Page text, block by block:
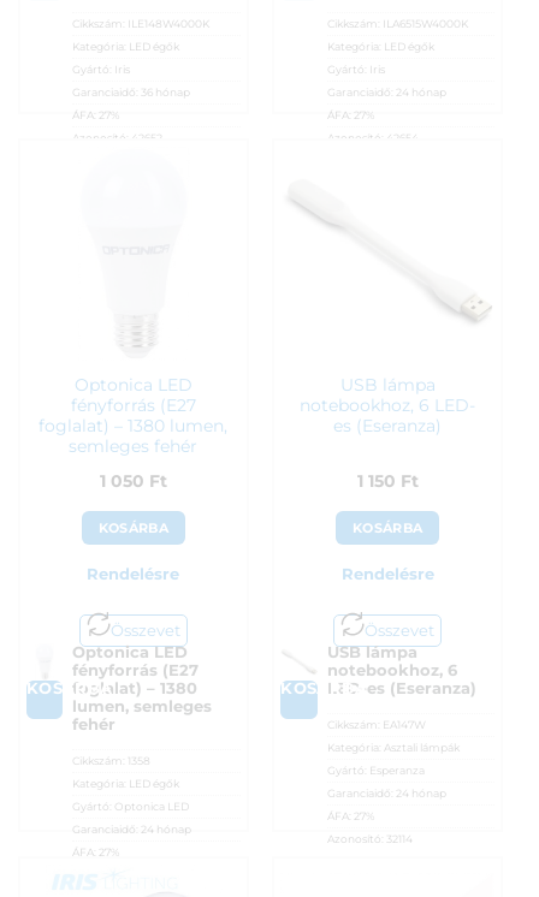
Cikkszám:
ILE148W4000K
Kategória: LED égők
Gyártó:
Iris
Garanciaidő: 36 hónap
ÁFA: 27%
Azonosító:
42652
Cikkszám:
ILA6515W4000K
Kategória: LED égők
Gyártó:
Iris
Garanciaidő: 24 hónap
ÁFA: 27%
Azonosító:
42654
Optonica LED
fényforrás (E27
foglalat) – 1380 lumen,
semleges fehér
1 050 Ft
KOSÁRBA
Rendelésre
Összevet
KOSÁRBA
Optonica LED
fényforrás (E27
foglalat) – 1380
lumen, semleges
fehér
Cikkszám: 1358
Kategória: LED égők
Gyártó: Optonica LED
Garanciaidő: 24 hónap
ÁFA:
27%
USB lámpa
notebookhoz, 6 LED-
es (Eseranza)
1 150 Ft
KOSÁRBA
Rendelésre
Összevet
KOSÁRBA
USB lámpa
notebookhoz, 6
LED-es (Eseranza)
Cikkszám: EA147W
Kategória: Asztali lámpák
Gyártó: Esperanza
Garanciaidő:
24 hónap
ÁFA:
27%
Azonosító:
32114